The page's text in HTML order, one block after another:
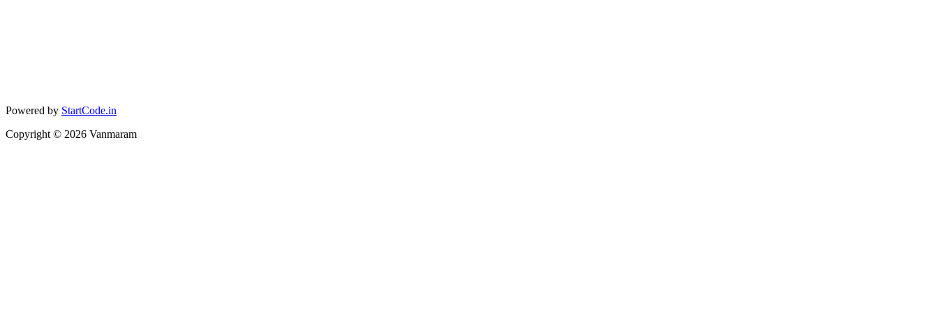
Powered by StartCode.in
Copyright © 2026 Vanmaram